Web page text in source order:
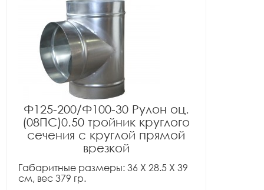
Ф125-200/Ф100-30 Рулон оц.
(08ПС)0.50 тройник круглого
сечения с круглой прямой
врезкой
Габаритные размеры: 36 X 28.5 X 39
см, вес 379 гр.